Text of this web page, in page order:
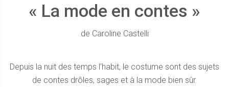
« La mode en contes »
de Caroline Castelli
Depuis la nuit des temps l’habit, le costume sont des sujets
de contes drôles, sages et à la mode bien sûr.